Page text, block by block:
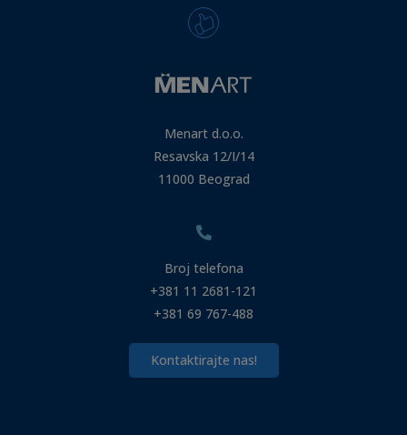
Menart d.o.o.
Resavska 12/I/14
11000 Beograd
Broj telefona
+381 11 2681-121
+381 69 767-488
Kontaktirajte nas!